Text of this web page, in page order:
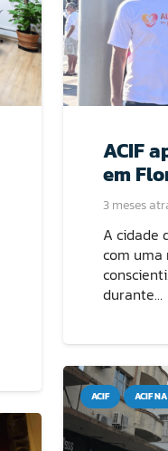
ACIF
em
3 meses
A cidade
com uma
durante…
ACIF ACIF